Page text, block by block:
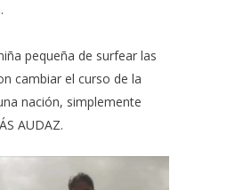
pequeña de surfear las
cambiar el curso de la
nación, simplemente
AUDAZ.